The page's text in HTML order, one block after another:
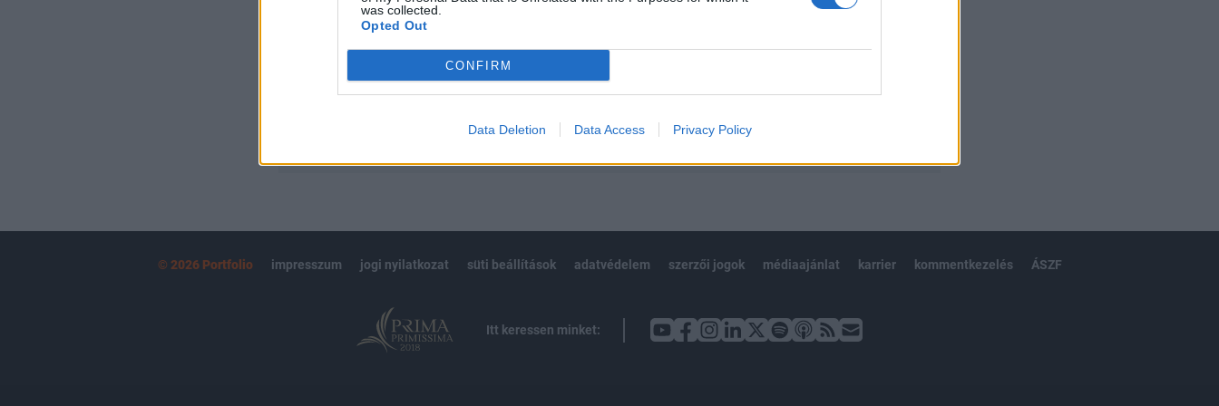
was collected.
Opted Out
CONFIRM
Data Deletion Data Access Privacy Policy
Kötéslisták: BÉT elmúlt 2 év napon belüli
kötéslistái
Előfizetés
© 2026 Portfolio impresszum jogi nyilatkozat süti beállítások adatvédelem szerzői jogok médiaajánlat karrier kommentkezelés ÁSZF
Itt keressen minket: